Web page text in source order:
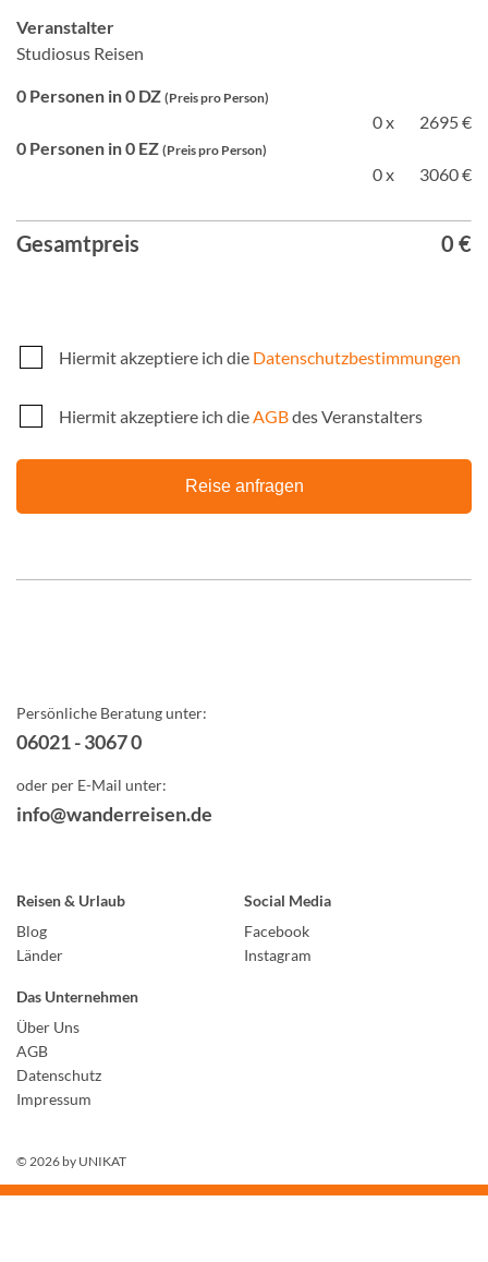
Veranstalter
Studiosus Reisen
0 Personen in 0 DZ (Preis pro Person)
0 x
2695 €
0 Personen in 0 EZ (Preis pro Person)
0 x 3060 €
Gesamtpreis 0 €
Hiermit akzeptiere ich die Datenschutzbestimmungen
Hiermit akzeptiere ich dieAGBdes Veranstalters
Reise anfragen
Persönliche Beratung unter:
06021 - 3067 0
oder per E-Mail unter:
info@wanderreisen.de
Reisen & Urlaub
Blog
Länder
Social Media
Facebook
Instagram
Das Unternehmen
Über Uns
AGB
Datenschutz
Impressum
© 2026 by UNIKAT